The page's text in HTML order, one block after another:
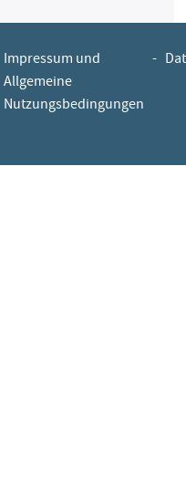
Impressum und
Allgemeine
Nutzungsbedingungen
-